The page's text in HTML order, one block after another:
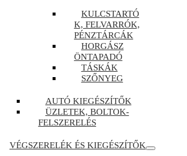
KULCSTARTÓ
K, FELVARRÓK,
PÉNZTÁRCÁK
HORGÁSZ
ÖNTAPADÓ
TÁSKÁK
SZŐNYEG
AUTÓ KIEGÉSZÍTŐK
ÜZLETEK, BOLTOK-
FELSZERELÉS
VÉGSZERELÉK ÉS KIEGÉSZÍTŐK